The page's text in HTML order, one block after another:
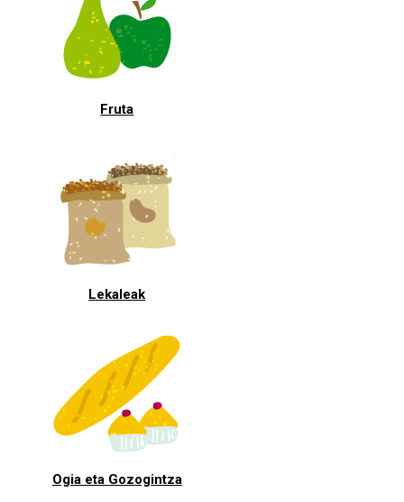
Fruta
Lekaleak
Ogia eta Gozogintza